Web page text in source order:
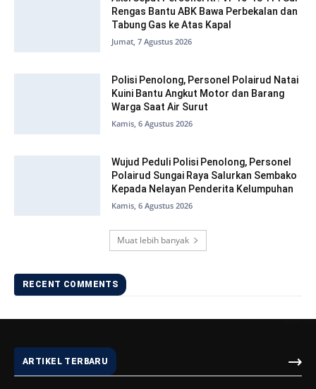
Rengas Bantu ABK Bawa Perbekalan dan
Tabung Gas ke Atas Kapal
Jumat, 7 Agustus 2026
Polisi Penolong, Personel Polairud Natai
Kuini Bantu Angkut Motor dan Barang
Warga Saat Air Surut
Kamis, 6 Agustus 2026
Wujud Peduli Polisi Penolong, Personel
Polairud Sungai Raya Salurkan Sembako
Kepada Nelayan Penderita Kelumpuhan
Kamis, 6 Agustus 2026
Muat lebih banyak
RECENT COMMENTS
ARTIKEL TERBARU